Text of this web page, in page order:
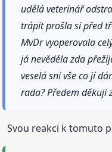
udělá veterinář
trápit prošla si před
MvDr vyoperovala
já nevěděla zda
veselá sní vše co jí
rada? Předem děkuji
Svou reakci k tomuto